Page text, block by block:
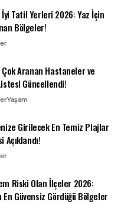
İyi Tatil Yerleri 2026: Yaz İçin
Bölgeler!
Çok Aranan Hastaneler ve
Güncellendi!
Yaşam
Girilecek En Temiz Plajlar
Açıklandı!
Riski Olan İlçeler 2026:
En Güvensiz Gördüğü Bölgeler